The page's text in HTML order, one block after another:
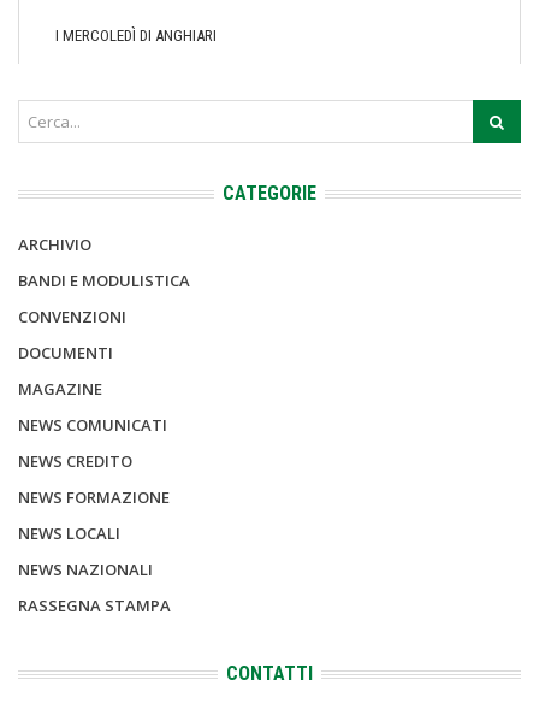
I MERCOLEDÌ DI ANGHIARI
CATEGORIE
ARCHIVIO
BANDI E MODULISTICA
CONVENZIONI
DOCUMENTI
MAGAZINE
NEWS COMUNICATI
NEWS CREDITO
NEWS FORMAZIONE
NEWS LOCALI
NEWS NAZIONALI
RASSEGNA STAMPA
CONTATTI